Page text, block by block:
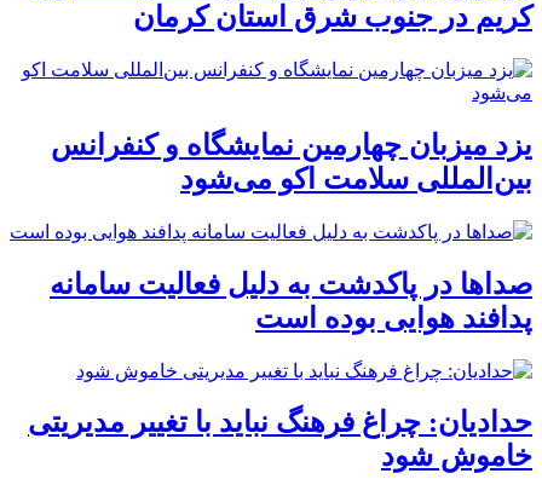
کریم در جنوب شرق استان کرمان
یزد میزبان چهارمین نمایشگاه و کنفرانس
بین‌المللی سلامت اکو می‌شود
صداها در پاکدشت به دلیل فعالیت سامانه
پدافند هوایی بوده است
حدادیان: چراغ فرهنگ نباید با تغییر مدیریتی
خاموش شود